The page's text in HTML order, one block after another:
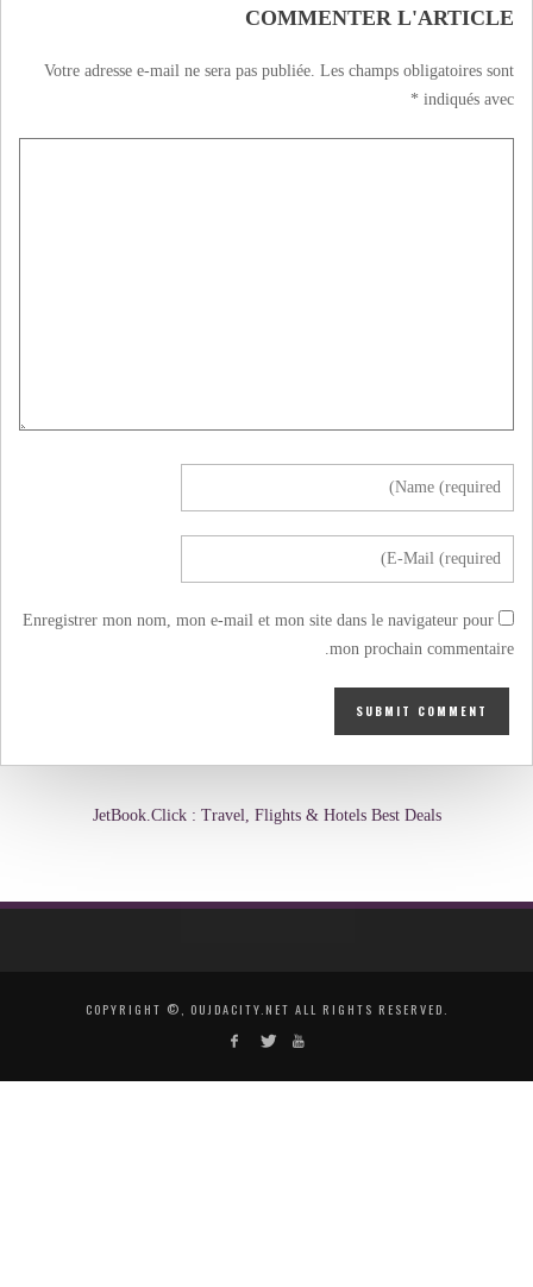
COMMENTER L'ARTICLE
Votre adresse e-mail ne sera pas publiée. Les champs obligatoires sont
indiqués avec
*
Enregistrer mon nom, mon e-mail et mon site dans le navigateur pour
mon prochain commentaire.
JetBook.Click : Travel, Flights & Hotels Best Deals
COPYRIGHT ©, OUJDACITY.NET ALL RIGHTS RESERVED.